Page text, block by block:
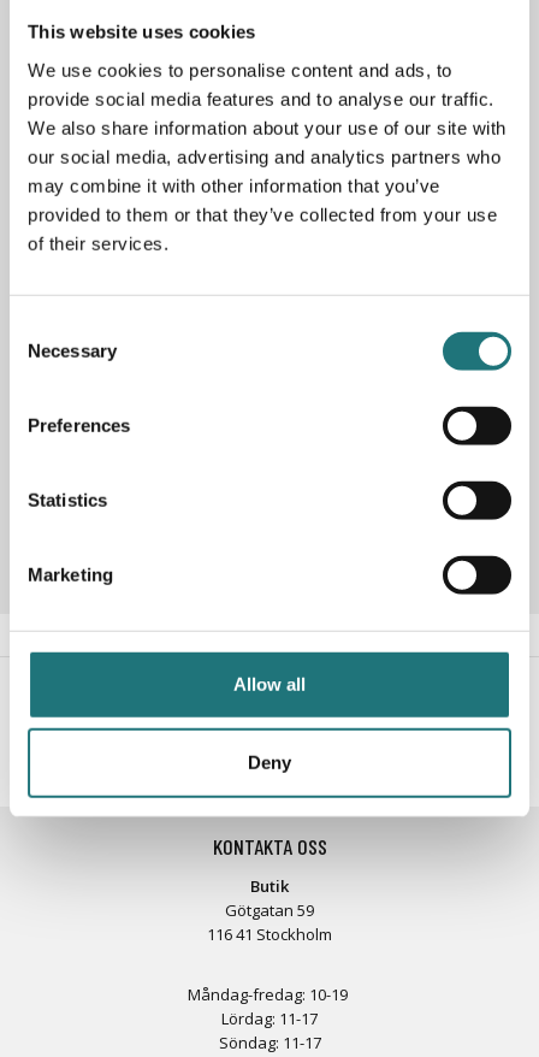
This website uses cookies
We use cookies to personalise content and ads, to
provide social media features and to analyse our traffic.
We also share information about your use of our site with
our social media, advertising and analytics partners who
may combine it with other information that you’ve
provided to them or that they’ve collected from your use
of their services.
Selection
Necessary
Preferences
Statistics
Marketing
Allow all
Deny
Djup: 53 cm
Sitthöjd: 45 cm
PRODUKTBESKRIVNING
Karmstol Concrete i design av Jonas Bohlin för Källemo.
Concrete var Jonas Bohlins examensarbete för konstfack
obehandlat,svartlackat och förkopprad stålstativ och med
ask med obehandlat stål. Beställ enkelt online eller besök
vår butik på Götgatan 59.
Artikelnummer
- följ oss i sociala medier för
inspiration, erbjudanden och nyheter!
KONTAKTA OSS
Butik
Götgatan 59
116 41 Stockholm
Måndag-fredag: 10-19
Lördag: 11-17
Söndag: 11-17